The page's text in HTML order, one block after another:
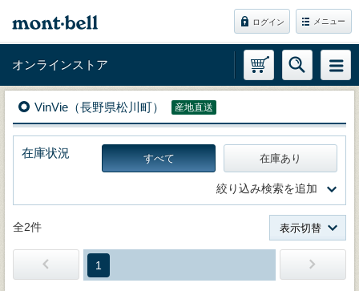
ログイン メニュー
オンラインストア
VinVie（長野県松川町） 産地直送
在庫状況 すべて 在庫あり
絞り込み検索を追加
全2件 表示切替
1